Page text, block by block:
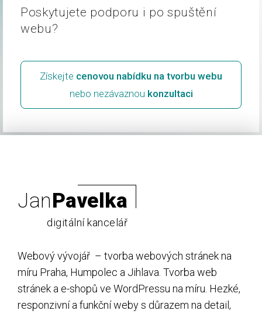
Poskytujete podporu i po spuštění
webu?
Získejte cenovou nabídku na tvorbu webu
nebo nezávaznou konzultaci
JanPavelka
digitální kancelář
Webový vývojář – tvorba webových stránek na
míru Praha, Humpolec a Jihlava . Tvorba web
stránek a e-shopů ve WordPressu na míru. Hezké,
responzivní a funkční weby s důrazem na detail,